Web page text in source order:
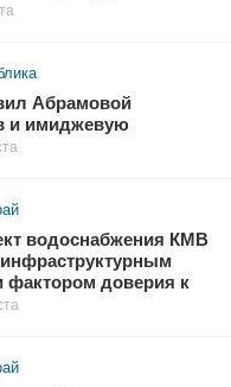
Абрамовой
и имиджевую
водоснабжения КМВ
фактором доверия к